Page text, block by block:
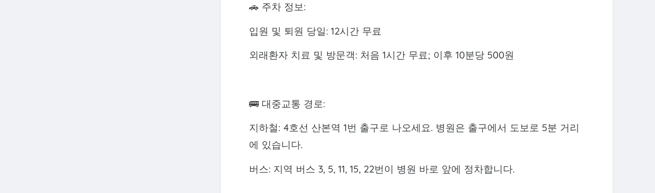
🚗 주차 정보:
입원 및 퇴원 당일: 12시간 무료
외래환자 치료 및 방문객: 처음 1시간 무료; 이후 10분당 500원
🚌 대중교통 경로:
지하철: 4호선 산본역 1번 출구로 나오세요. 병원은 출구에서 도보로 5분 거리
에 있습니다.
버스: 지역 버스 3, 5, 11, 15, 22번이 병원 바로 앞에 정차합니다.